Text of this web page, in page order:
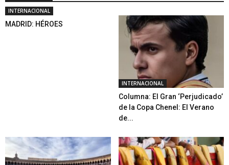
INTERNACIONAL
MADRID: HÉROES
INTERNACIONAL
Columna: El Gran ‘Perjudicado’
de la Copa Chenel: El Verano
de...